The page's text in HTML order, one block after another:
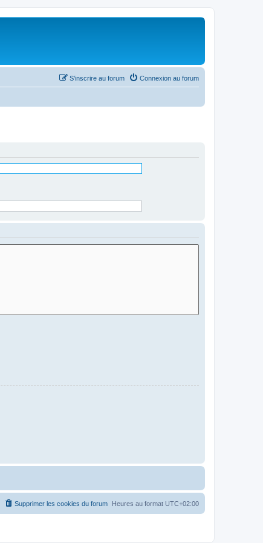
Connexion au forum
S’inscrire au forum
Heures au format UTC+02:00
Supprimer les cookies du forum